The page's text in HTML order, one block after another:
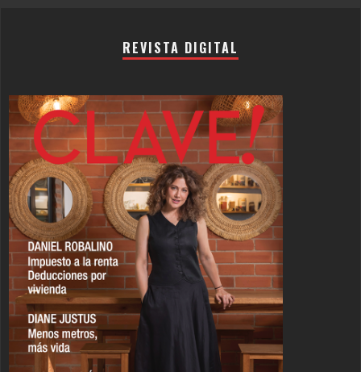
REVISTA DIGITAL